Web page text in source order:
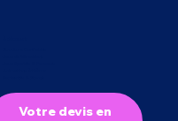
Votre devis en